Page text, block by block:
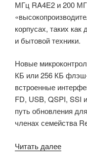
МГц RA4E2 и 200
корпусах, таких
и бытовой техники.
Новые
КБ или 256 КБ
встроенные
FD, USB, QSPI, SSI
путь обновления
членах семейства
Читать далее